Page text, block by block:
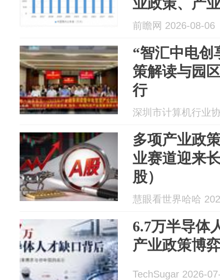
资源空间布
前瞻网 2026-08-06
“智汇中电创
策解读与园
行
深圳市计算机行业
多项产业政
业赛道迎来
股）
慧眼看世界哈哈
6.7万半导体
产业政策博
TechSugar 2026-